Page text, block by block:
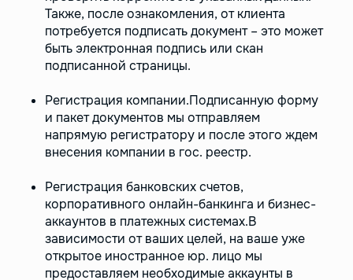
Также, после ознакомления, от клиента
потребуется подписать документ – это может
быть электронная подпись или скан
подписанной страницы.
Регистрация компании.Подписанную форму
и пакет документов мы отправляем
напрямую регистратору и после этого ждем
внесения компании в гос. реестр.
Регистрация банковских счетов,
корпоративного онлайн-банкинга и бизнес-
аккаунтов в платежных системах.В
зависимости от ваших целей, на ваше уже
открытое иностранное юр. лицо мы
предоставляем необходимые аккаунты в